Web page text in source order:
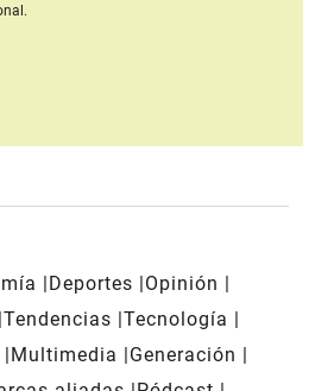
Deportes
Opinión
Tendencias Tecnología
Multimedia
Generación